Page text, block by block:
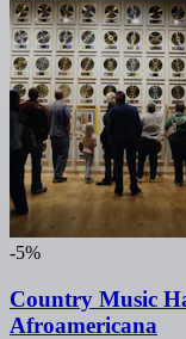
-5%
Country Music
Afroamericana